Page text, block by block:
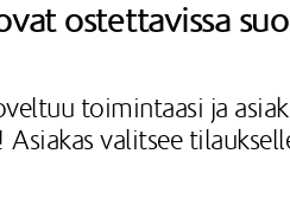
ostettavissa
toimintaasi ja
valitsee